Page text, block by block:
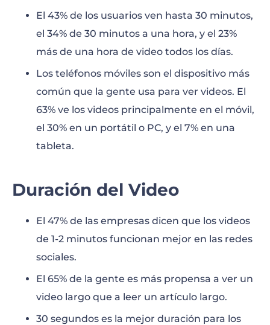
El 43% de los usuarios ven hasta 30 minutos,
el 34% de 30 minutos a una hora, y el 23%
más de una hora de video todos los días.
Los teléfonos móviles son el dispositivo más
común que la gente usa para ver videos. El
63% ve los videos principalmente en el móvil,
el 30% en un portátil o PC, y el 7% en una
tableta.
Duración del Video
El 47% de las empresas dicen que los videos
de 1-2 minutos funcionan mejor en las redes
sociales.
El 65% de la gente es más propensa a ver un
video largo que a leer un artículo largo.
30 segundos es la mejor duración para los